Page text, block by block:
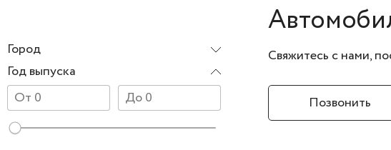
Город
Год выпуска
Свяжитесь с нами,
Позвонить